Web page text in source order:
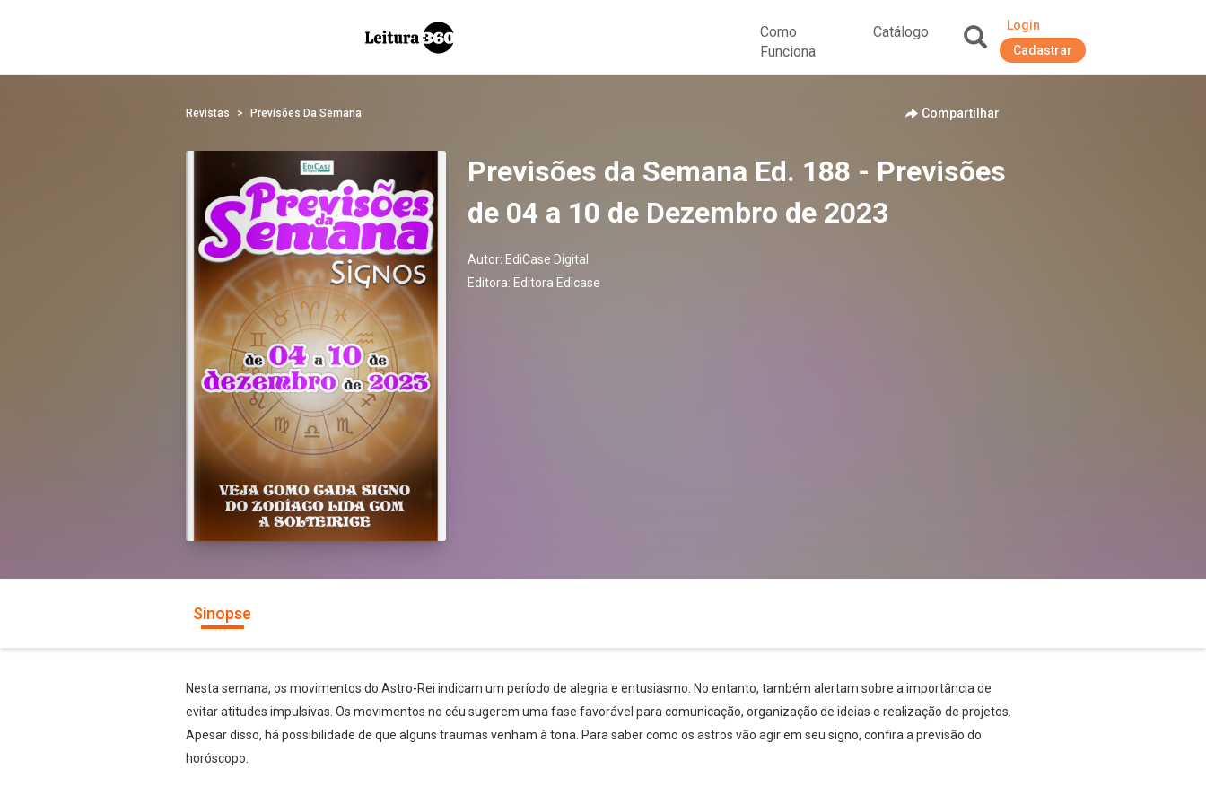
Como
Funciona
Catálogo
Login
Cadastrar
Revistas Previsões Da Semana Compartilhar
Previsões da Semana Ed. 188 - Previsões
de 04 a 10 de Dezembro de 2023
Autor: EdiCase Digital
Editora: Editora Edicase
Sinopse
Nesta semana, os movimentos do Astro-Rei indicam um período de alegria e entusiasmo. No entanto, também alertam sobre a importância de
evitar atitudes impulsivas. Os movimentos no céu sugerem uma fase favorável para comunicação, organização de ideias e realização de projetos.
Apesar disso, há possibilidade de que alguns traumas venham à tona. Para saber como os astros vão agir em seu signo, confira a previsão do
horóscopo.